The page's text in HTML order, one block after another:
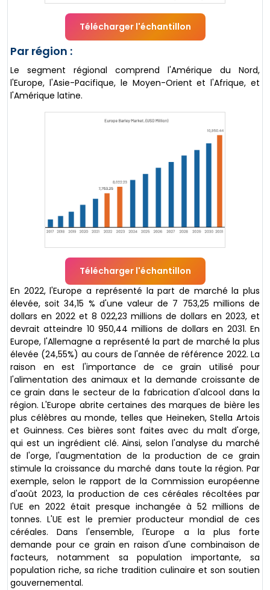
Télécharger l'échantillon
Par région :
Le segment régional comprend l'Amérique du Nord,
l'Europe, l'Asie-Pacifique, le Moyen-Orient et l'Afrique, et
l'Amérique latine.
Télécharger l'échantillon
En 2022, l'Europe a représenté la part de marché la plus
élevée, soit 34,15 % d'une valeur de 7 753,25 millions de
dollars en 2022 et 8 022,23 millions de dollars en 2023, et
devrait atteindre 10 950,44 millions de dollars en 2031. En
Europe, l'Allemagne a représenté la part de marché la plus
élevée (24,55%) au cours de l'année de référence 2022. La
raison en est l'importance de ce grain utilisé pour
l'alimentation des animaux et la demande croissante de
ce grain dans le secteur de la fabrication d'alcool dans la
région. L'Europe abrite certaines des marques de bière les
plus célèbres au monde, telles que Heineken, Stella Artois
et Guinness. Ces bières sont faites avec du malt d'orge,
qui est un ingrédient clé. Ainsi, selon l'analyse du marché
de l'orge, l'augmentation de la production de ce grain
stimule la croissance du marché dans toute la région. Par
exemple, selon le rapport de la Commission européenne
d'août 2023, la production de ces céréales récoltées par
l'UE en 2022 était presque inchangée à 52 millions de
tonnes. L'UE est le premier producteur mondial de ces
céréales. Dans l'ensemble, l'Europe a la plus forte
demande pour ce grain en raison d'une combinaison de
facteurs, notamment sa population importante, sa
population riche, sa riche tradition culinaire et son soutien
gouvernemental.